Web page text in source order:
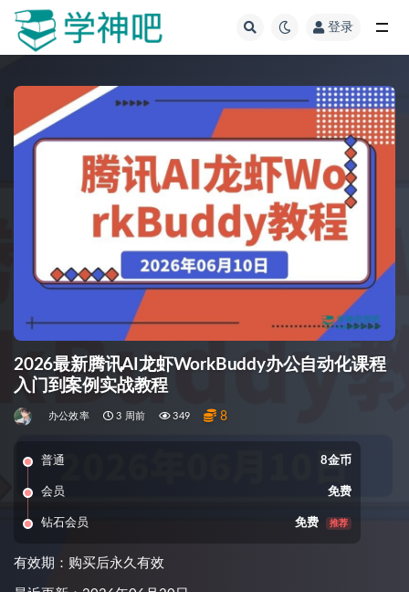
登录
2026最新腾讯AI龙虾WorkBuddy办公自动化课程
入门到案例实战教程
办公效率 3 周前 349 8
普通 8金币
会员 免费
钻石会员 免费 推荐
有效期：购买后永久有效